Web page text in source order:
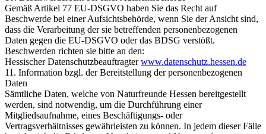
Gemäß Artikel 77 EU-DSGVO haben Sie das Recht auf
Beschwerde bei einer Aufsichtsbehörde, wenn Sie der Ansicht sind,
dass die Verarbeitung der sie betreffenden personenbezogenen
Daten gegen die EU-DSGVO oder das BDSG verstößt.
Beschwerden richten sie bitte an den:
Hessischer Datenschutzbeauftragterwww.datenschutz.hessen.de
11. Information bzgl. der Bereitstellung der personenbezogenen
Daten
Sämtliche Daten, welche von Naturfreunde Hessen bereitgestellt
werden, sind notwendig, um die Durchführung einer
Mitgliedsaufnahme, eines Beschäftigungs- oder
Vertragsverhältnisses gewährleisten zu können. In jedem dieser Fälle